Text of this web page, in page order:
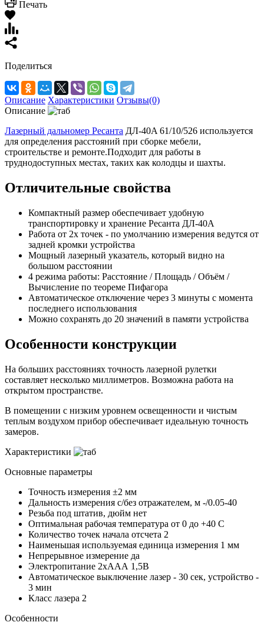
Печать
Поделиться
Описание Характеристики Отзывы(0)
Описание
Лазерный дальномер Ресанта ДЛ-40A 61/10/526 используется
для определения расстояний при сборке мебели,
строительстве и ремонте.Подходит для работы в
труднодоступных местах, таких как колодцы и шахты.
Отличительные свойства
Компактный размер обеспечивает удобную
транспортировку и хранение Ресанта ДЛ-40A
Работа от 2х точек - по умолчанию измерения ведутся от
задней кромки устройства
Мощный лазерный указатель, который видно на
большом расстоянии
4 режима работы: Расстояние / Площадь / Объём /
Вычисление по теореме Пифагора
Автоматическое отключение через 3 минуты с момента
последнего использования
Можно сохранять до 20 значений в памяти устройства
Особенности конструкции
На больших расстояниях точность лазерной рулетки
составляет несколько миллиметров. Возможна работа на
открытом пространстве.
В помещении с низким уровнем освещенности и чистым
теплым воздухом прибор обеспечивает идеальную точность
замеров.
Характеристики
Основные параметры
Точность измерения ±2 мм
Дальность измерения с/без отражателем, м -/0.05-40
Резьба под штатив, дюйм нет
Оптимальная рабочая температура от 0 до +40 С
Количество точек начала отсчета 2
Наименьшая используемая единица измерения 1 мм
Непрерывное измерение да
Электропитание 2хААА 1,5В
Автоматическое выключение лазер - 30 сек, устройство -
3 мин
Класс лазера 2
Особенности